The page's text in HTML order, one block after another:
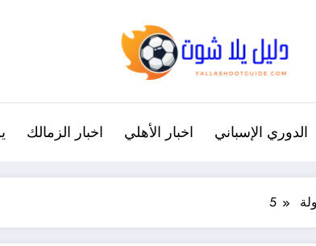
الدوري الإسباني اخبار الأهلي اخبار الزمالك
5